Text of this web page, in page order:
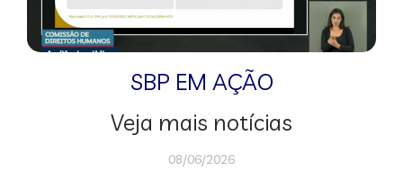
SBP EM AÇÃO
Veja mais notícias
08/06/2026